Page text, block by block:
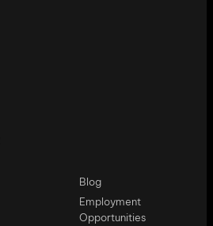
Blog
Employment
Opportunities